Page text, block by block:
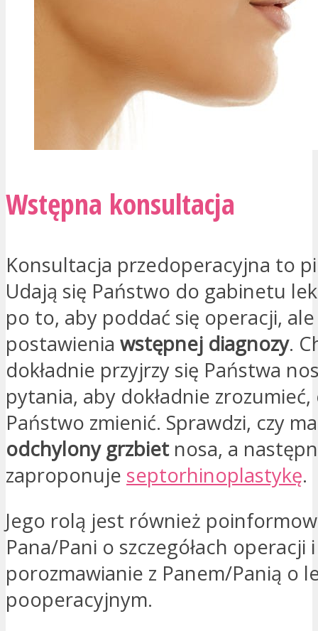
Wstępna konsultacja
Konsultacja przedoperacyjna to
Udają się Państwo do gabinetu
po to, aby poddać się operacji,
postawienia wstępnej diagnozy.
dokładnie przyjrzy się Państwa
pytania, aby dokładnie
Państwo zmienić. Sprawdzi, czy
odchylony grzbietnosa, a
zaproponuje septorhinoplastykę.
Jego rolą jest również
Pana/Pani o szczegółach operacji i
porozmawianie z Panem/Panią o
pooperacyjnym.